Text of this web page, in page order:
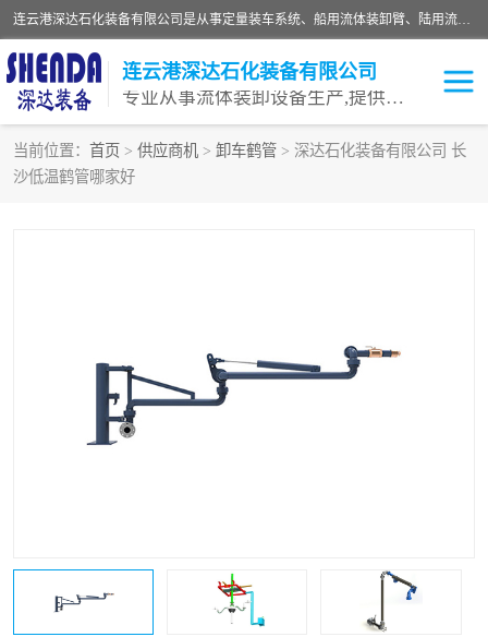
连云港深达石化装备有限公司是从事定量装车系统、船用流体装卸臂、陆用流体装卸臂（鹤管）、活动梯、钢构平台等全系列流体装卸设备的设计、制造、销售以及服务的专业供应商。公司始终以客户为中心，密切跟踪国内外油气储运及装卸设备先进技术的发展，以先进的技术、优质的产品、一流的服务，满足客户需求。
连云港深达石化装备有限公司
专业从事流体装卸设备生产,提供全面解决方案，生产与定制服务
当前位置： 首页 > 供应商机 > 卸车鹤管 > 深达石化装备有限公司 长
沙低温鹤管哪家好
鹤管